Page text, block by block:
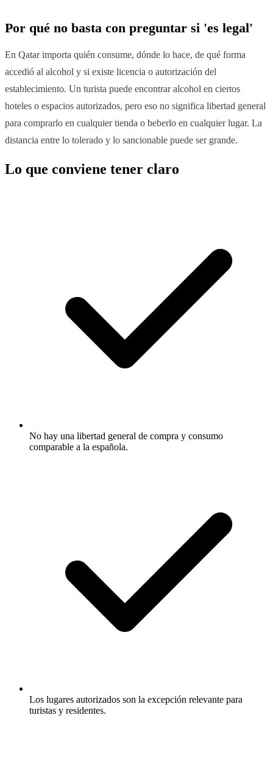
Por qué no basta con preguntar si 'es legal'
En Qatar importa quién consume, dónde lo hace, de qué forma
accedió al alcohol y si existe licencia o autorización del
establecimiento. Un turista puede encontrar alcohol en ciertos
hoteles o espacios autorizados, pero eso no significa libertad general
para comprarlo en cualquier tienda o beberlo en cualquier lugar. La
distancia entre lo tolerado y lo sancionable puede ser grande.
Lo que conviene tener claro
No hay una libertad general de compra y consumo
comparable a la española.
Los lugares autorizados son la excepción relevante para
turistas y residentes.